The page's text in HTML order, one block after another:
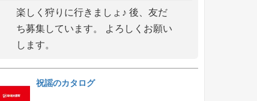
楽しく狩りに行きましょ♪ 後、友だ
ち募集しています。 よろしくお願い
します。
祝謡のカタログ